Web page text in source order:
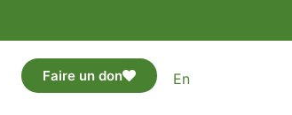
Faire un don En